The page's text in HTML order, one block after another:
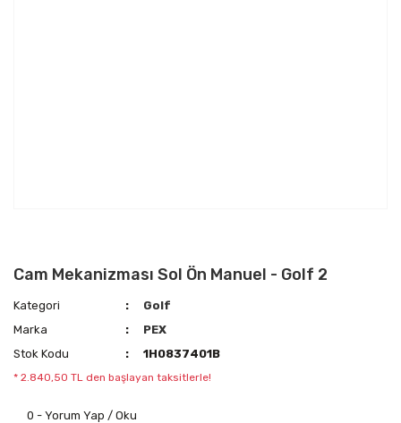
Cam Mekanizması Sol Ön Manuel - Golf 2
Kategori
Golf
Marka
PEX
Stok Kodu
1H0837401B
* 2.840,50 TL den başlayan taksitlerle!
0 - Yorum Yap / Oku